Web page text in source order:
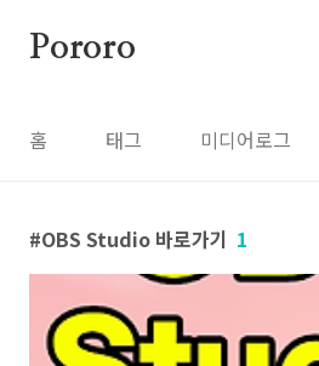
Pororo
홈 태그 미디어로그
OBS Studio 바로가기 1